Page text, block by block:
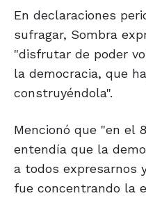
En declaraciones
sufragar, Sombra
"disfrutar de poder
la democracia, que
construyéndola".
Mencionó que "en el
entendía que la
a todos expresarnos
fue concentrando la